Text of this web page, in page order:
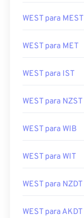
WEST para MEST
WEST para MET
WEST para IST
WEST para NZST
WEST para WIB
WEST para WIT
WEST para NZDT
WEST para AKDT